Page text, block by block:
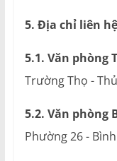
5. Địa chỉ liên hệ
5.1. Văn phòng
Trường Thọ -
5.2. Văn phòng
Phường 26 -